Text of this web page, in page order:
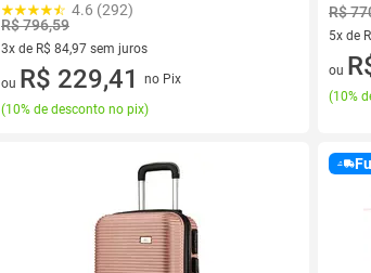
4.6 (292)
R$ 796,59
3x de R$ 84,97 sem juros
3 vez de R$ 84,97 sem juros
ou R$ 229,41
no Pix
(10% de desconto no pix)
R$
5x de
5 vez
ou
(10%
Full